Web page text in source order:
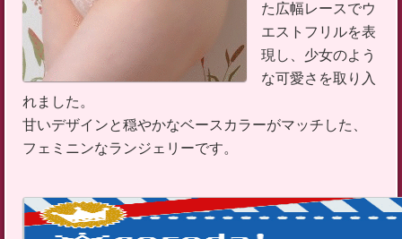
た広幅レースでウ
エストフリルを表
現し、少女のよう
な可愛さを取り入
れました。
甘いデザインと穏やかなベースカラーがマッチした、
フェミニンなランジェリーです。